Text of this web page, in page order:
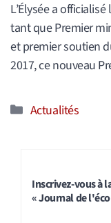
L’Élysée a
tant que Premier
et premier soutien
2017, ce nouveau
Catégories
Actualités
Inscrivez-vous à
« Journal de